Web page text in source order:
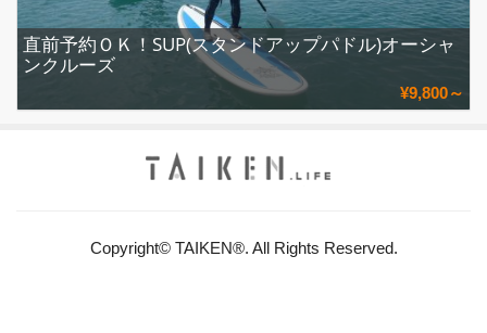
直前予約ＯＫ！SUP(スタンドアップパドル)オーシャ
ンクルーズ
¥9,800～
Copyright© TAIKEN®. All Rights Reserved.